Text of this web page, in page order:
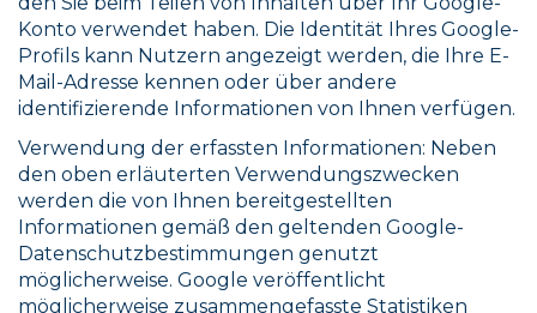
Konto verwendet haben. Die Identität Ihres Google-
Profils kann Nutzern angezeigt werden, die Ihre E-
Mail-Adresse kennen oder über andere
identifizierende Informationen von Ihnen verfügen.
Verwendung der erfassten Informationen: Neben
den oben erläuterten Verwendungszwecken
werden die von Ihnen bereitgestellten
Informationen gemäß den geltenden Google-
Datenschutzbestimmungen genutzt
möglicherweise. Google veröffentlicht
möglicherweise zusammengefasste Statistiken